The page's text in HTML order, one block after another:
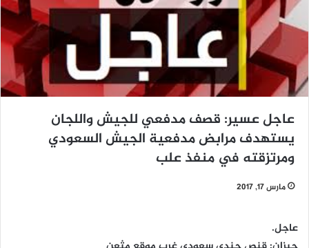
عاجل عسير: قصف مدفعي للجيش واللجان
يستهدف مرابض مدفعية الجيش السعودي
ومرتزقته في منفذ علب
مارس 17, 2017
عاجل.